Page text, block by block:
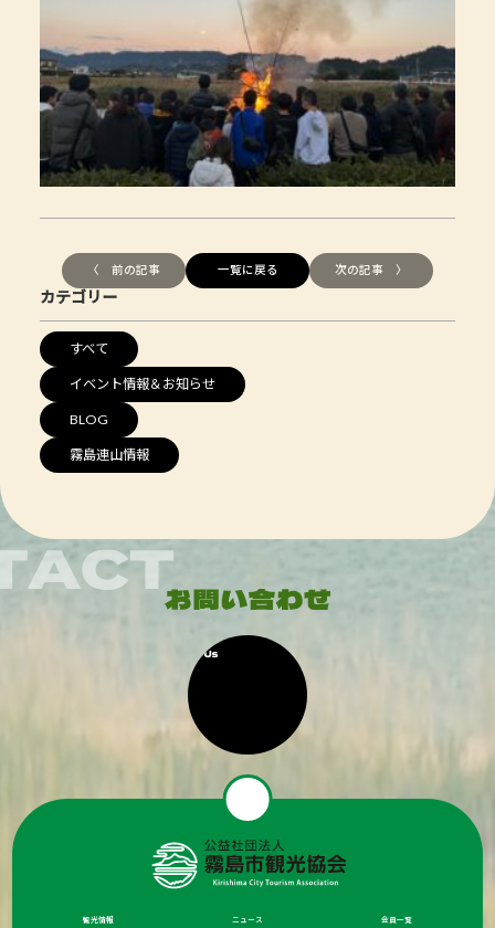
〈 前の記事 一覧に戻る 次の記事 〉
カテゴリー
すべて
イベント情報＆お知らせ
BLOG
霧島連山情報
観光情報 ニュース 会員一覧